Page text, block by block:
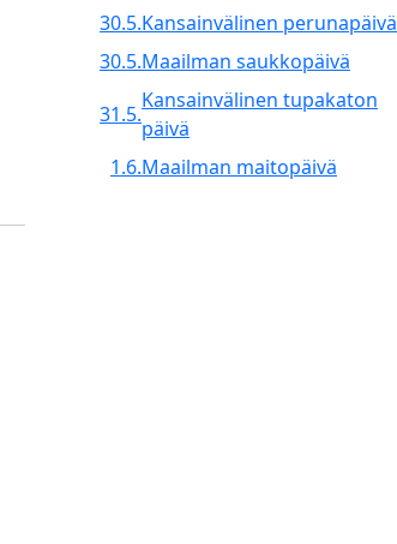
30.5.Kansainvälinen perunapäivä
30.5.Maailman saukkopäivä
31.5.
Kansainvälinen tupakaton
päivä
1.6.Maailman maitopäivä